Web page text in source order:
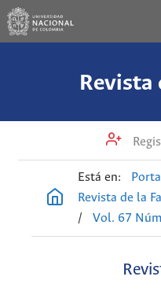
Revista
Está en:
Revista de la
/
Vol. 67